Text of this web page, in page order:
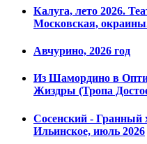
Калуга, лето 2026.
Московская,
Авчурино, 2026 год
Из Шамордино в
Жиздры (Тропа
Сосенский -
Ильинское, июль 2026